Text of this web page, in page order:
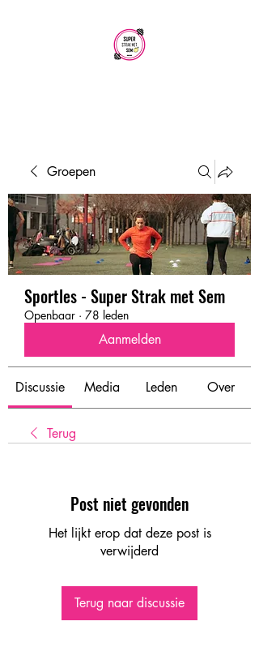
Groepen
Sportles - Super Strak met Sem
Openbaar · 78 leden
Aanmelden
Discussie Media Leden Over
Terug
Post niet gevonden
Het lijkt erop dat deze post is
verwijderd
Terug naar discussie